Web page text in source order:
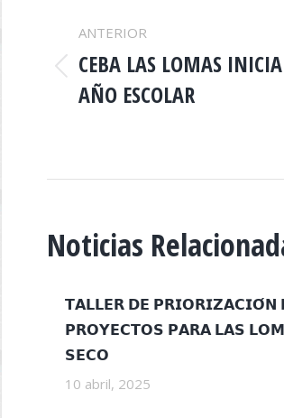
ENTRE
ANTERIOR
Publicación
anterior:
CEBA LAS LOMAS
AÑO ESCOLAR
Noticias
𝗧𝗔𝗟𝗟𝗘𝗥 𝗗𝗘 𝗣𝗥𝗜𝗢𝗥𝗜𝗭𝗔𝗖𝗜𝗢́𝗡
𝗣𝗥𝗢𝗬𝗘𝗖𝗧𝗢𝗦 𝗣𝗔𝗥𝗔 𝗟𝗔𝗦
𝗦𝗘𝗖𝗢
10 abril, 2025